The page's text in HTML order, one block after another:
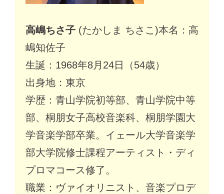
高嶋ちさ子 (たかしま ちさこ)本名：高
嶋知佐子
生誕：1968年8月24日（54歳）
出身地：東京
学歴：青山学院初等部、青山学院中等
部、桐朋女子高校音楽科、桐朋学園大
学音楽学部卒業。イェール大学音楽学
部大学院修士課程アーティスト・ディ
プロマコース修了。
職業：ヴァイオリニスト、音楽プロデ